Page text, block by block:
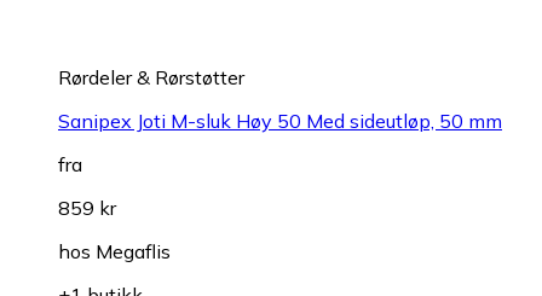
Rørdeler & Rørstøtter
Sanipex Joti M-sluk Høy 50 Med sideutløp, 50 mm
fra
859 kr
hos Megaflis